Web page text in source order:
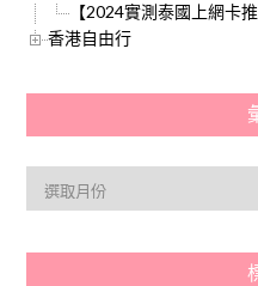
【2024實測泰國上網卡
香港自由行